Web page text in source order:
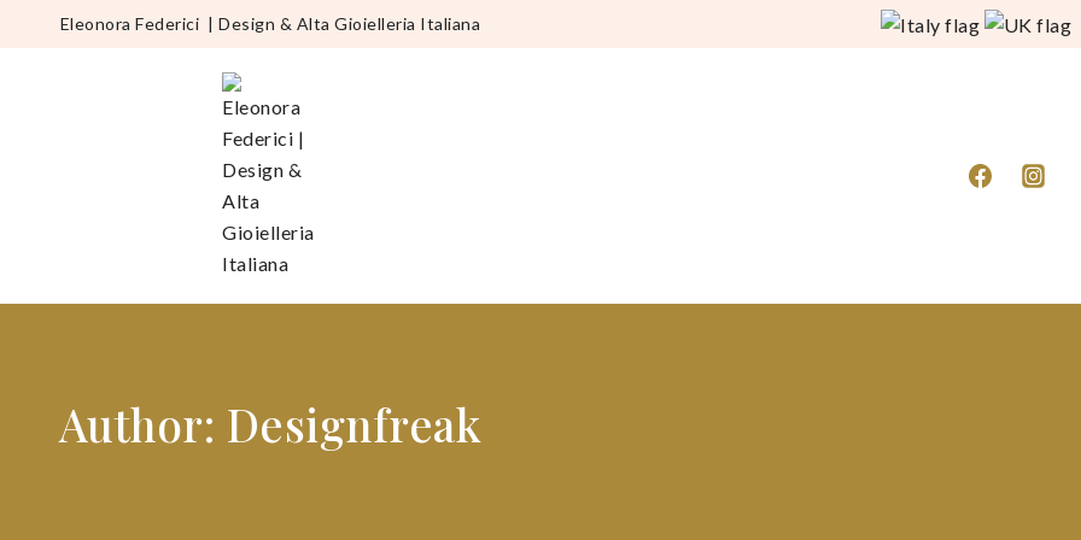
Eleonora Federici |Design & Alta Gioielleria Italiana
Author: Designfreak